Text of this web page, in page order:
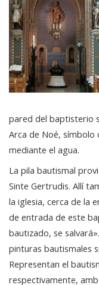
pared del baptisterio
Arca de Noé, símbolo
mediante el agua.
La pila bautismal
Sinte Gertrudis. Allí
la iglesia, cerca de la
de entrada de este
bautizado, se
pinturas bautismales
Representan el
respectivamente,